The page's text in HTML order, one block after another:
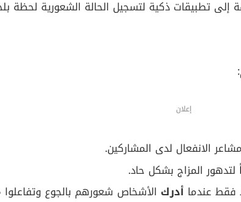
للعصبية عند الجوع هو انخفاض مستوى الجلوكوز
فإن نقصه يؤدي إلى إفراز هرمونات التوتر مثل
أو هروب”.
PLOS One، قرر باحثون من جامعة “أنجليا روسكين” في
إلى تطبيقات ذكية لتسجيل الحالة الشعورية لحظة